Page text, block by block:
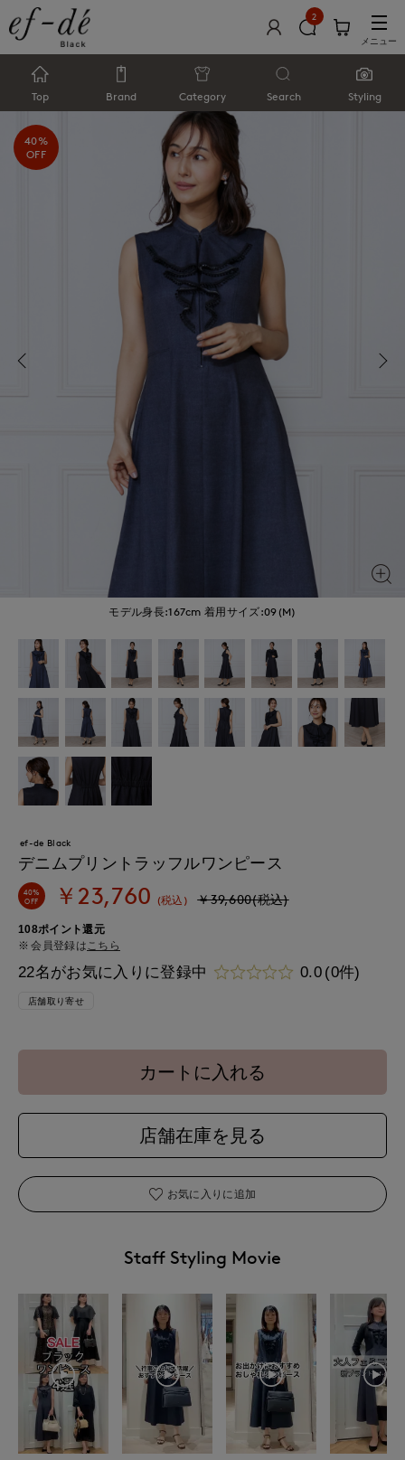
2
メニュー
Top Brand Category Search Styling
モデル身長:167cm 着用サイズ:09(M)
40%
OFF
ef-de Black
デニムプリントラッフルワンピース
40%
OFF ￥23,760 (税込) ￥39,600(税込)
108ポイント還元
会員登録はこちら
22名がお気に入りに登録中 0.0 (0件)
店舗取り寄せ
カートに入れる
店舗在庫を見る
お気に入りに追加
Staff Styling Movie